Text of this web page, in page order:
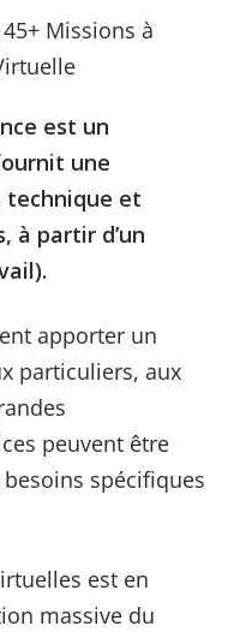
est un
une
technique et
à partir d’un
apporter un
particuliers, aux
peuvent être
spécifiques
est en
massive du